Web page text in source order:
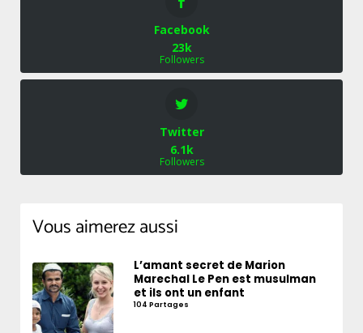
Facebook
23k
Followers
Twitter
6.1k
Followers
Vous aimerez aussi
L’amant secret de Marion
Marechal Le Pen est musulman
et ils ont un enfant
104 Partages